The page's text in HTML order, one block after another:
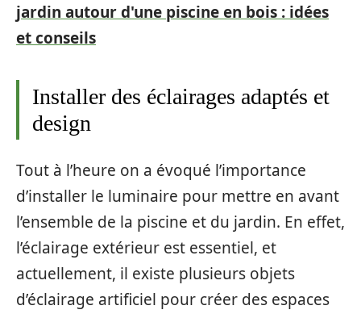
jardin autour d'une piscine en bois : idées
et conseils
Installer des éclairages adaptés et
design
Tout à l’heure on a évoqué l’importance
d’installer le luminaire pour mettre en avant
l’ensemble de la piscine et du jardin. En effet,
l’éclairage extérieur est essentiel, et
actuellement, il existe plusieurs objets
d’éclairage artificiel pour créer des espaces